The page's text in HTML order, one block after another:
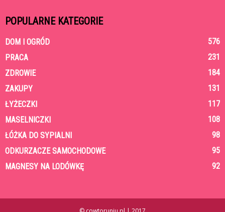
POPULARNE KATEGORIE
DOM I OGRÓD
576
PRACA
231
ZDROWIE
184
ZAKUPY
131
ŁYŻECZKI
117
MASELNICZKI
108
ŁÓŻKA DO SYPIALNI
98
ODKURZACZE SAMOCHODOWE
95
MAGNESY NA LODÓWKĘ
92